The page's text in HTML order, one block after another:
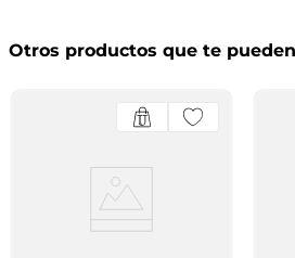
Otros productos que te